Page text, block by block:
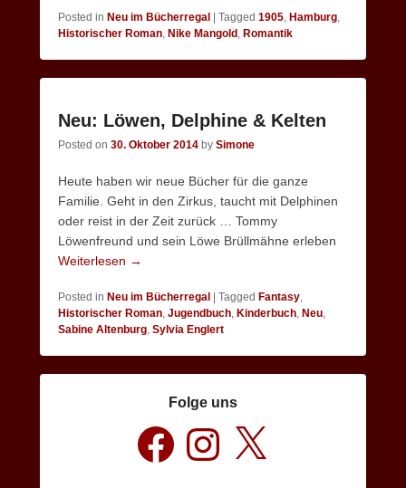
Posted in Neu im Bücherregal Tagged 1905, Hamburg,
Historischer Roman, Nike Mangold , Romantik
Neu: Löwen, Delphine & Kelten
Posted on 30. Oktober 2014 by Simone
Heute haben wir neue Bücher für die ganze
Familie. Geht in den Zirkus, taucht mit Delphinen
oder reist in der Zeit zurück … Tommy
Löwenfreund und sein Löwe Brüllmähne erleben
Weiterlesen →
Posted in Neu im Bücherregal Tagged Fantasy,
Historischer Roman, Jugendbuch, Kinderbuch, Neu,
Sabine Altenburg, Sylvia Englert
Folge uns
Facebook Instagram